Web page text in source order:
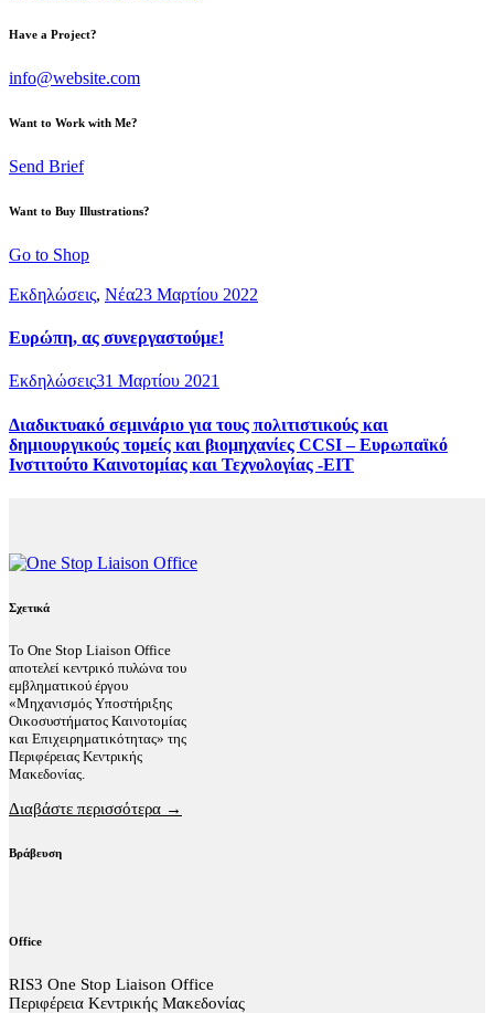
Have a Project?
info@website.com
Want to Work with Me?
Send Brief
Want to Buy Illustrations?
Go to Shop
Εκδηλώσεις, Νέα23 Μαρτίου 2022
Ευρώπη, ας συνεργαστούμε!
Εκδηλώσεις31 Μαρτίου 2021
Διαδικτυακό σεμινάριο για τους πολιτιστικούς και
δημιουργικούς τομείς και βιομηχανίες CCSI – Ευρωπαϊκό
Ινστιτούτο Καινοτομίας και Τεχνολογίας -EIT
Σχετικά
Το One Stop Liaison Office
αποτελεί κεντρικό πυλώνα του
εμβληματικού έργου
«Μηχανισμός Υποστήριξης
Οικοσυστήματος Καινοτομίας
και Επιχειρηματικότητας» της
Περιφέρειας Κεντρικής
Μακεδονίας.
Διαβάστε περισσότερα →
Βράβευση
Office
RIS3 One Stop Liaison Office
Περιφέρεια Κεντρικής Μακεδονίας